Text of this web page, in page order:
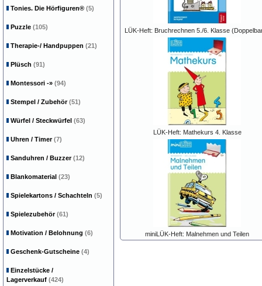
LÜK-Heft: Bruchrechnen 5./6. Klasse
LÜK-Heft: Mathekurs 4. Klasse
miniLÜK-Heft: Malnehmen und Teilen
Tonies. Die Hörfiguren® (5)
Puzzle (105)
Therapie-/ Handpuppen (21)
Plüsch (91)
Montessori -» (94)
Stempel / Zubehör(51)
Würfel / Steckwürfel (63)
Uhren / Timer(7)
Sanduhren / Buzzer(12)
Blankomaterial (23)
Spielekartons / Schachteln (5)
Spielezubehör(61)
Motivation / Belohnung (6)
Geschenk-Gutscheine (4)
Einzelstücke /
Lagerverkauf (424)